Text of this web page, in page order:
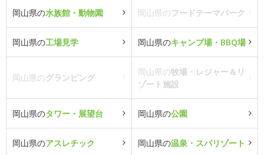
岡山県の水族館・動物園 岡山県のフードテーマパーク
岡山県の工場見学 岡山県のキャンプ場・BBQ場
岡山県のグランピング
岡山県の牧場・レジャー＆リ
ゾート施設
岡山県のタワー・展望台 岡山県の公園
岡山県のアスレチック 岡山県の温泉・スパリゾート